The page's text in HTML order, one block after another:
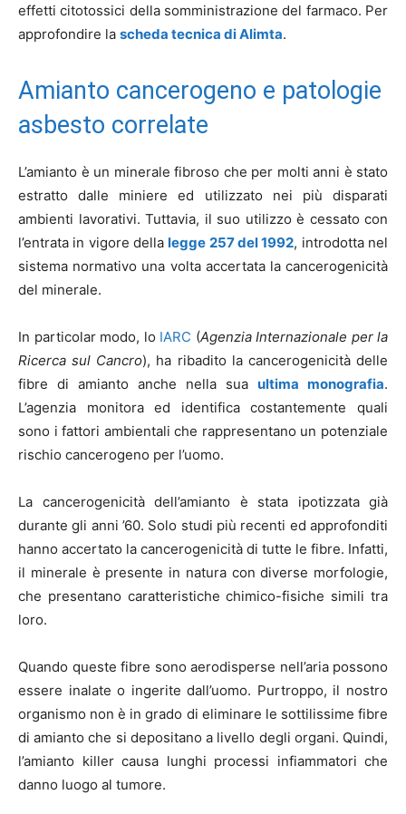
effetti citotossici della somministrazione del farmaco. Per
approfondire la scheda tecnica di Alimta.
Amianto cancerogeno e patologie
asbesto correlate
L’amianto è un minerale fibroso che per molti anni è stato
estratto dalle miniere ed utilizzato nei più disparati
ambienti lavorativi. Tuttavia, il suo utilizzo è cessato con
l’entrata in vigore dellalegge 257 del 1992, introdotta nel
sistema normativo una volta accertata la cancerogenicità
del minerale.
In particolar modo, lo IARC (Agenzia Internazionale per la
Ricerca sul Cancro), ha ribadito la cancerogenicità delle
fibre di amianto anche nella sua ultima monografia.
L’agenzia monitora ed identifica costantemente quali
sono i fattori ambientali che rappresentano un potenziale
rischio cancerogeno per l’uomo.
La cancerogenicità dell’amianto è stata ipotizzata già
durante gli anni ’60. Solo studi più recenti ed approfonditi
hanno accertato la cancerogenicità di tutte le fibre. Infatti,
il minerale è presente in natura con diverse morfologie,
che presentano caratteristiche chimico-fisiche simili tra
loro.
Quando queste fibre sono aerodisperse nell’aria possono
essere inalate o ingerite dall’uomo. Purtroppo, il nostro
organismo non è in grado di eliminare le sottilissime fibre
di amianto che si depositano a livello degli organi. Quindi,
l’amianto killer causa lunghi processi infiammatori che
danno luogo al tumore.